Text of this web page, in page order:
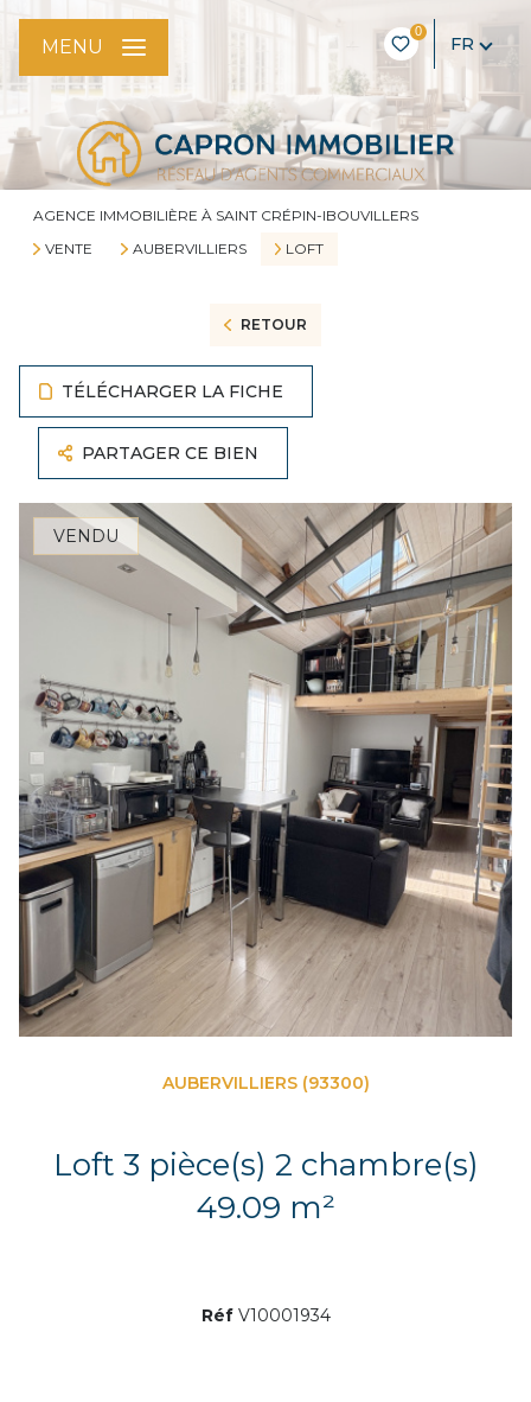
0
FR
MENU
AGENCE IMMOBILIÈRE À SAINT CRÉPIN-IBOUVILLERS
VENTE
AUBERVILLIERS LOFT
RETOUR
TÉLÉCHARGER LA FICHE
PARTAGER CE BIEN
VENDU
AUBERVILLIERS (93300)
Loft 3 pièce(s) 2 chambre(s)
49.09 m²
Réf V10001934